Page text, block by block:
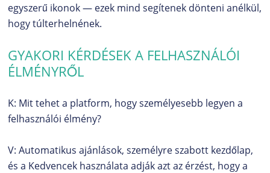
egyszerű ikonok — ezek mind segítenek dönteni anélkül,
hogy túlterhelnének.
GYAKORI KÉRDÉSEK A FELHASZNÁLÓI
ÉLMÉNYRŐL
K: Mit tehet a platform, hogy személyesebb legyen a
felhasználói élmény?
V: Automatikus ajánlások, személyre szabott kezdőlap,
és a Kedvencek használata adják azt az érzést, hogy a